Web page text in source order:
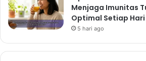
Menjaga Imunitas
Optimal Setiap Hari
5 hari ago